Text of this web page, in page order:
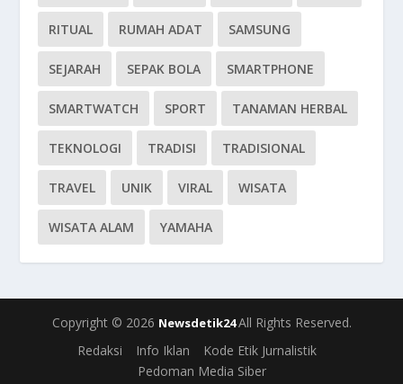
RITUAL RUMAH ADAT SAMSUNG
SEJARAH SEPAK BOLA SMARTPHONE
SMARTWATCH SPORT TANAMAN HERBAL
TEKNOLOGI TRADISI TRADISIONAL
TRAVEL UNIK VIRAL WISATA
WISATA ALAM YAMAHA
Copyright © 2026 Newsdetik24All Rights Reserved.
Redaksi
Info Iklan
Kode Etik Jurnalistik
Pedoman Media Siber